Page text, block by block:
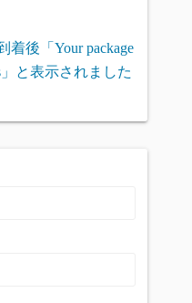
着後「Your package
」と表示されました